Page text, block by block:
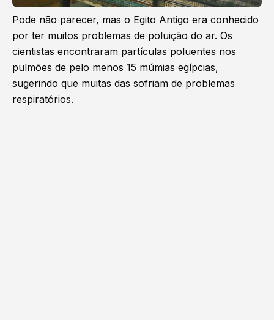
Pode não parecer, mas o Egito Antigo era conhecido
por ter muitos problemas de poluição do ar. Os
cientistas encontraram partículas poluentes nos
pulmões de pelo menos 15 múmias egípcias,
sugerindo que muitas das sofriam de problemas
respiratórios.